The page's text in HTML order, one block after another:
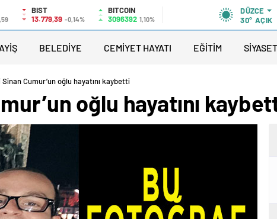
BIST
13.779,39 -0,14%
BITCOIN
3096392 1,10%
DÜZCE
30° AÇIK
BELEDİYE CEMİYET HAYATI EĞİTİM SİYASET
Sinan Cumur’un oğlu hayatını kaybetti
oğlu hayatını